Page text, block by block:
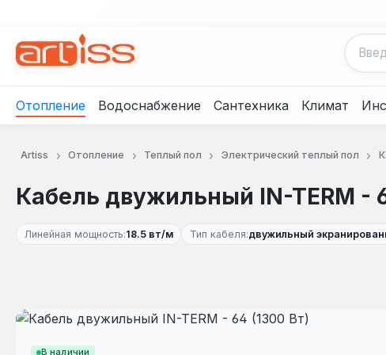
Отопление Водоснабжение Сантехника Климат
Artiss Отопление Теплый пол Электрический теплый пол
Кабель двужильный IN-TERM -
Линейная мощность:18.5 вт/м Тип кабеля:двужильный
В наличии
Пропустить галерею изображений